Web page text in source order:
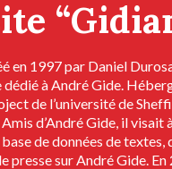
en 1997 par Daniel
à André Gide.
de l’université de
d’André Gide, il visait
de données de textes,
presse sur André Gide.